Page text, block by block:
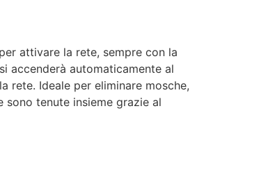
attivare la rete, sempre con la
accenderà automaticamente al
rete. Ideale per eliminare mosche,
tenute insieme grazie al